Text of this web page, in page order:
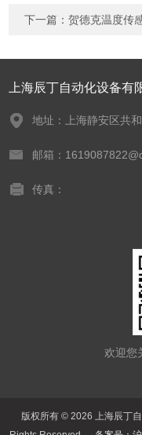
下一篇：贺德克温度传
上海辰丁自动化设备有
地址：上海静安区共
邮箱：
传真：
欢迎您
版权所有 © 2026 上海辰丁